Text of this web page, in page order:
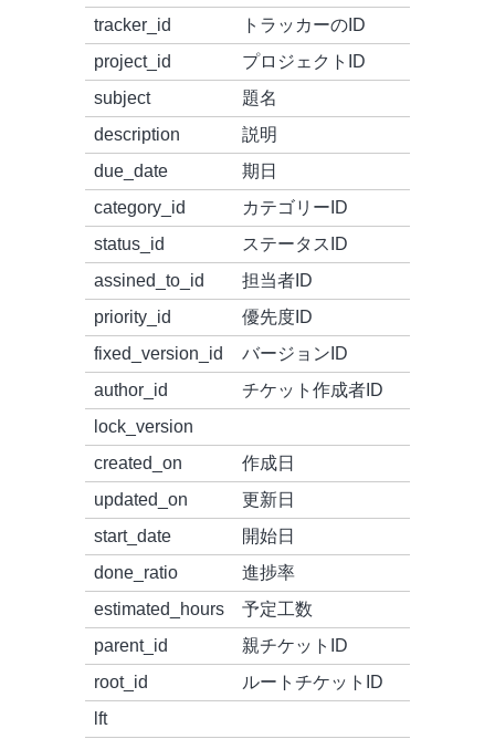
tracker_id
トラッカーのID
project_id
プロジェクトID
subject
題名
description
説明
due_date
期日
category_id
カテゴリーID
status_id
ステータスID
assined_to_id
担当者ID
priority_id
優先度ID
fixed_version_id
バージョンID
author_id
チケット作成者ID
lock_version
created_on
作成日
updated_on
更新日
start_date
開始日
done_ratio
進捗率
estimated_hours
予定工数
parent_id
親チケットID
root_id
ルートチケットID
lft